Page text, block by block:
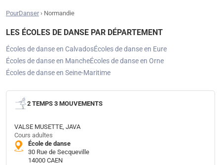
PourDanser› Normandie
LES ÉCOLES DE DANSE PAR DÉPARTEMENT
Écoles de danse en CalvadosÉcoles de danse en Eure
Écoles de danse en MancheÉcoles de danse en Orne
Écoles de danse en Seine-Maritime
2 TEMPS 3 MOUVEMENTS
VALSE MUSETTE, JAVA
Cours adultes
École de danse
30 Rue de Secqueville
14000 CAEN